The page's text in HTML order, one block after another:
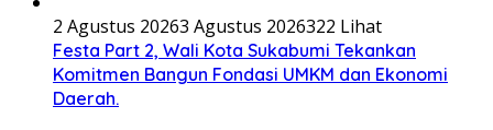
2 Agustus 20263 Agustus 2026322 Lihat
Festa Part 2, Wali Kota Sukabumi Tekankan
Komitmen Bangun Fondasi UMKM dan Ekonomi
Daerah.